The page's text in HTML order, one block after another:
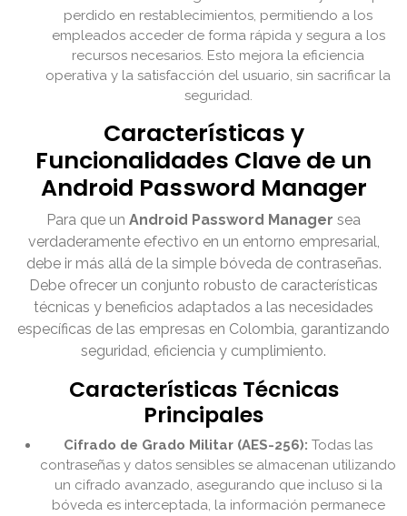
perdido en restablecimientos, permitiendo a los
empleados acceder de forma rápida y segura a los
recursos necesarios. Esto mejora la eficiencia
operativa y la satisfacción del usuario, sin sacrificar la
seguridad.
Características y
Funcionalidades Clave de un
Android Password Manager
Para que un Android Password Manager sea
verdaderamente efectivo en un entorno empresarial,
debe ir más allá de la simple bóveda de contraseñas.
Debe ofrecer un conjunto robusto de características
técnicas y beneficios adaptados a las necesidades
específicas de las empresas en Colombia, garantizando
seguridad, eficiencia y cumplimiento.
Características Técnicas
Principales
Cifrado de Grado Militar (AES-256): Todas las
contraseñas y datos sensibles se almacenan utilizando
un cifrado avanzado, asegurando que incluso si la
bóveda es interceptada, la información permanece